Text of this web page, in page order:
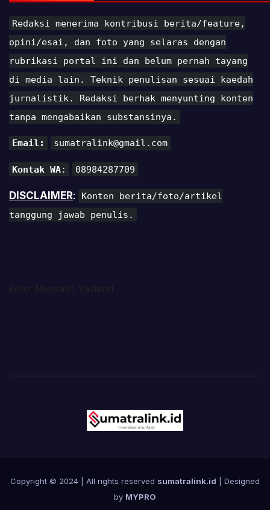
Redaksi menerima kontribusi berita/feature,
opini/esai, dan foto yang selaras dengan
rubrikasi portal ini dan belum pernah tayang
di media lain. Teknik penulisan sesuai kaedah
jurnalistik. Redaksi berhak menyunting konten
tanpa mengabaikan substansinya.
Email: sumatralink@gmail.com
Kontak WA: 08984287709
DISCLAIMER:
Konten berita/foto/artikel
tanggung jawab penulis.
Copyright © 2024 | All rights reserved sumatralink.id | Designed
by MYPRO